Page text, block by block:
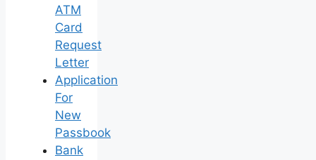
ATM
Card
Request
Letter
Application
For
New
Passbook
Bank